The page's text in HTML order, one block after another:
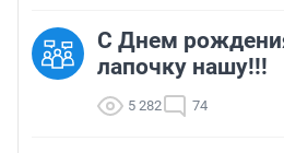
С Днем
лапочку нашу!!!
5 282 74